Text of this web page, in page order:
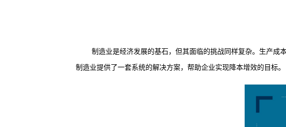
制造业是经济发展的基石，但其面临的挑战同样复杂。生产成
制造业提供了一套系统的解决方案，帮助企业实现降本增效的目标。